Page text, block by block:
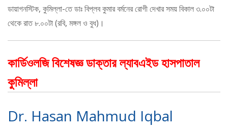
ডায়াগনস্টিক, কুমিল্লা-তে ডাঃ বিপ্লব কুমার বর্মনের রোগী দেখার সময় বিকাল ৩.০০টা
থেকে রাত ৮.০০টা (রবি, মঙ্গল ও বুধ)।
কার্ডিওলজি বিশেষজ্ঞ ডাক্তার ল্যাবএইড হাসপাতাল
কুমিল্লা
Dr. Hasan Mahmud Iqbal